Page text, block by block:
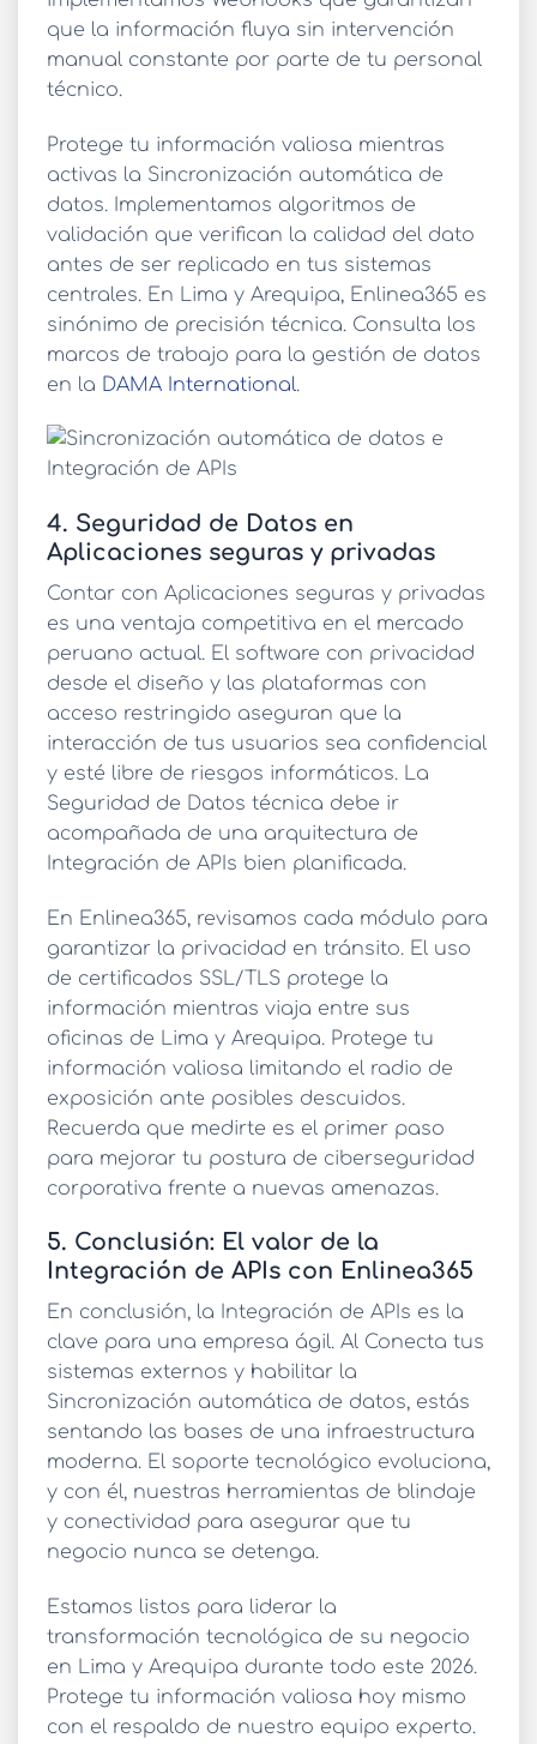
que la información fluya sin intervención
manual constante por parte de tu personal
técnico.
Protege tu información valiosa mientras
activas la Sincronización automática de
datos. Implementamos algoritmos de
validación que verifican la calidad del dato
antes de ser replicado en tus sistemas
centrales. En Lima y Arequipa, Enlinea365 es
sinónimo de precisión técnica. Consulta los
marcos de trabajo para la gestión de datos
en la DAMA International.
4. Seguridad de Datos en
Aplicaciones seguras y privadas
Contar con Aplicaciones seguras y privadas
es una ventaja competitiva en el mercado
peruano actual. El software con privacidad
desde el diseño y las plataformas con
acceso restringido aseguran que la
interacción de tus usuarios sea confidencial
y esté libre de riesgos informáticos. La
Seguridad de Datos técnica debe ir
acompañada de una arquitectura de
Integración de APIs bien planificada.
En Enlinea365, revisamos cada módulo para
garantizar la privacidad en tránsito. El uso
de certificados SSL/TLS protege la
información mientras viaja entre sus
oficinas de Lima y Arequipa. Protege tu
información valiosa limitando el radio de
exposición ante posibles descuidos.
Recuerda que medirte es el primer paso
para mejorar tu postura de ciberseguridad
corporativa frente a nuevas amenazas.
5. Conclusión: El valor de la
Integración de APIs con Enlinea365
En conclusión, la Integración de APIs es la
clave para una empresa ágil. Al Conecta tus
sistemas externos y habilitar la
Sincronización automática de datos, estás
sentando las bases de una infraestructura
moderna. El soporte tecnológico evoluciona,
y con él, nuestras herramientas de blindaje
y conectividad para asegurar que tu
negocio nunca se detenga.
Estamos listos para liderar la
transformación tecnológica de su negocio
en Lima y Arequipa durante todo este 2026.
Protege tu información valiosa hoy mismo
con el respaldo de nuestro equipo experto.